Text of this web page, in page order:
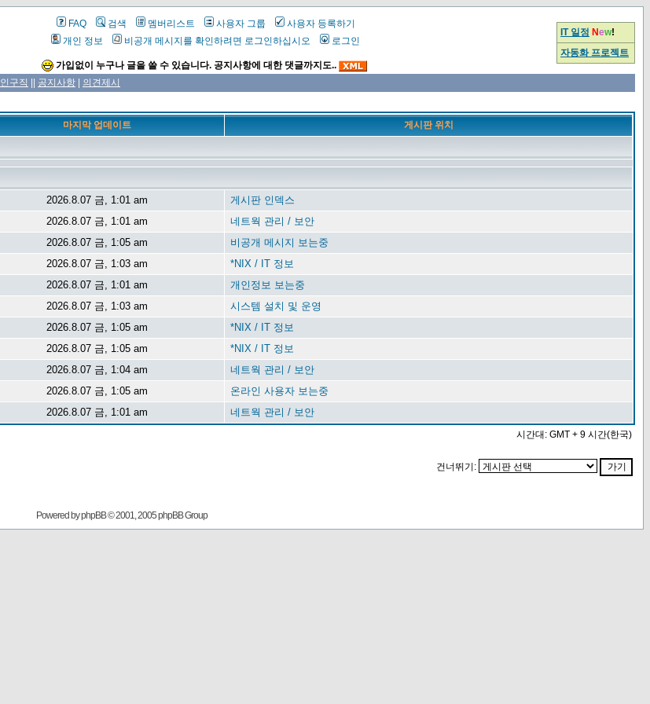
FAQ 검색 멤버리스트 사용자 그룹
사용자 등록하기
개인 정보
비공개 메시지를 확인하려면 로그인하십시오 로그인
가입없이 누구나 글을 쓸 수 있습니다. 공지사항에 대한 댓글까지도..
IT 일정 New!
자동화 프로젝트
구직 공지사항
의견제시
마지막 업데이트 게시판 위치
2026.8.07 금, 1:01 am
게시판 인덱스
2026.8.07 금, 1:01 am
네트웍 관리 / 보안
2026.8.07 금, 1:05 am
비공개 메시지 보는중
2026.8.07 금, 1:03 am
*NIX / IT 정보
2026.8.07 금, 1:01 am
개인정보 보는중
2026.8.07 금, 1:03 am
시스템 설치 및 운영
2026.8.07 금, 1:05 am
*NIX / IT 정보
2026.8.07 금, 1:05 am
*NIX / IT 정보
2026.8.07 금, 1:04 am
네트웍 관리 / 보안
2026.8.07 금, 1:05 am
온라인 사용자 보는중
2026.8.07 금, 1:01 am 네트웍 관리 / 보안
시간대: GMT + 9 시간(한국)
건너뛰기:
Powered byphpBB© 2001, 2005 phpBB Group